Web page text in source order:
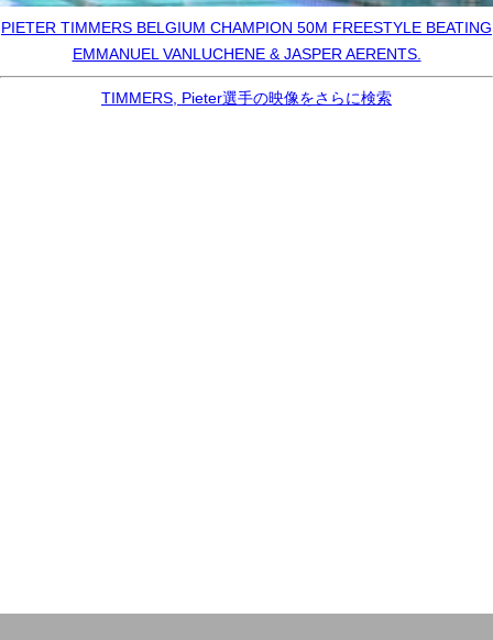
PIETER TIMMERS BELGIUM CHAMPION 50M FREESTYLE BEATING
EMMANUEL VANLUCHENE & JASPER AERENTS.
TIMMERS, Pieter選手の映像をさらに検索